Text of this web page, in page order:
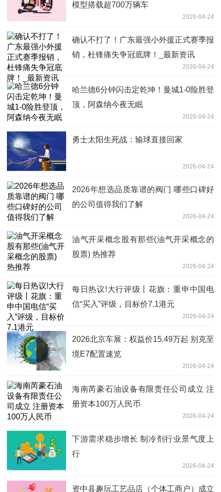
模型搭载超700万辆车
2026-04-24
确认不打了！广东最强小外援正式赛季报
销，杜锋痛失争冠底牌！_最新资讯
2026-04-24
哈兰德6分钟闪击定乾坤！曼城1-0险胜登
顶，阿森纳今夜无眠
2026-04-24
勇士太阳生死战：输球直接回家
2026-04-24
2026年想选品质靠谱的阀门 哪些口碑好
的公司值得我们了解
2026-04-24
油气开采概念股有那些(油气开采概念的
股票) 热推荐
2026-04-24
每日热议!大行评级丨花旗：重申中国电
信“买入”评级，目标价7.1港元
2026-04-24
2026北京车展：权益价15.49万起 别克至
境E7配置速览
2026-04-24
海南芮豪石油设备有限责任公司成立 注
册资本100万人民币
2026-04-24
下游需求稳步增长 制冷剂行业景气度上
行
2026-04-24
资中县趣玩工艺品店（个体工商户）成立